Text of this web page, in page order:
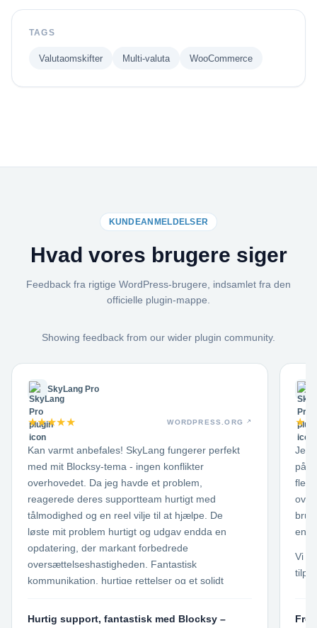
TAGS
Valutaomskifter Multi-valuta WooCommerce
KUNDEANMELDELSER
Hvad vores brugere siger
Feedback fra rigtige WordPress-brugere, indsamlet fra den
officielle plugin-mappe.
Showing feedback from our wider plugin community.
SkyLang Pro
★★★★★ WORDPRESS.ORG
Kan varmt anbefales! SkyLang fungerer perfekt
med mit Blocksy-tema - ingen konflikter
overhovedet. Da jeg havde et problem,
reagerede deres supportteam hurtigt med
tålmodighed og en reel vilje til at hjælpe. De
løste mit problem hurtigt og udgav endda en
opdatering, der markant forbedrede
oversættelseshastigheden. Fantastisk
kommunikation, hurtige rettelser og et solidt
teamet for din fantastiske støtte!
Hurtig support, fantastisk med Blocksy –
★★
Jeg
på
flere
Vi